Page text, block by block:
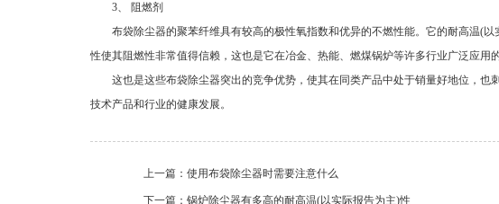
3、 阻燃剂
布袋除尘器的聚苯纤维具有较高的极性氧指数和优异的不燃性能。它的耐高温(
性使其阻燃性非常值得信赖，这也是它在冶金、热能、燃煤锅炉等许多行业广泛应用的
这也是这些布袋除尘器突出的竞争优势，使其在同类产品中处于销量好地位，
技术产品和行业的健康发展。
上一篇： 使用布袋除尘器时需要注意什么
下一篇： 锅炉除尘器有多高的耐高温(以实际报告为主)性